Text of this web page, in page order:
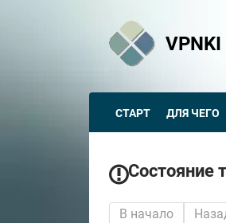
VPNKI
СТАРТ ДЛЯ ЧЕГО
Состояние
В начало